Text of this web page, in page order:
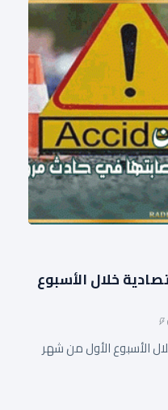
مخالفة اقتصادية خلال الأسبوع
خلال الأسبوع الأول من شهر